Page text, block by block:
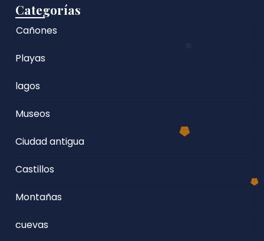
Categorías
Cañones
Playas
lagos
Museos
Ciudad antigua
Castillos
Montañas
cuevas